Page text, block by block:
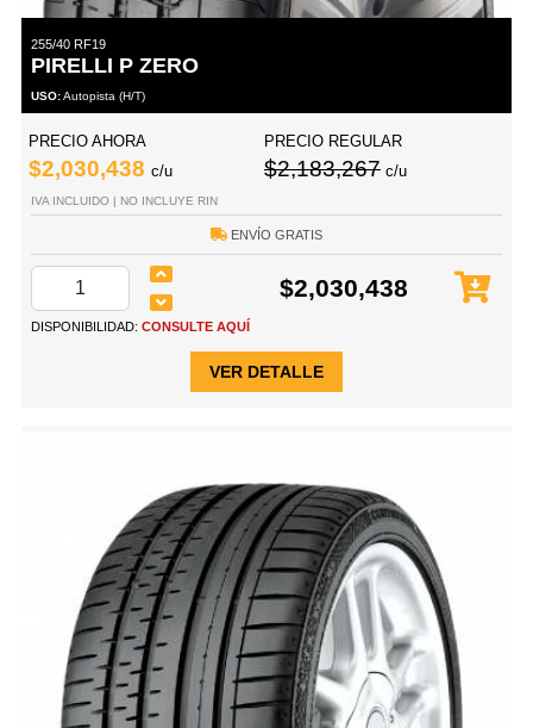
255/40 RF19
PIRELLI P ZERO
USO:Autopista (H/T)
PRECIO AHORA
$2,030,438 c/u
PRECIO REGULAR
$2,183,267 c/u
IVA INCLUIDO | NO INCLUYE RIN
ENVÍO GRATIS
$2,030,438
DISPONIBILIDAD: CONSULTE AQUÍ
VER DETALLE